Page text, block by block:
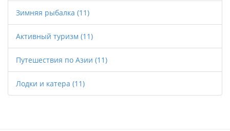
Зимняя рыбалка (11)
Активный туризм (11)
Путешествия по Азии (11)
Лодки и катера (11)